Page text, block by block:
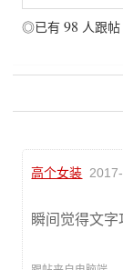
◎已有 98 人跟帖
高个女装
瞬间觉得文字